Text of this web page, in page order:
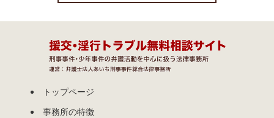
トップページ
事務所の特徴